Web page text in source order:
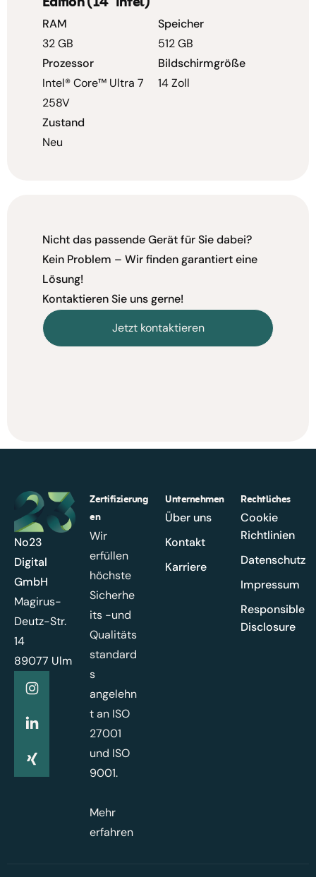
RAM
32 GB
Speicher
512 GB
Prozessor
Intel® Core™ Ultra 7
258V
Bildschirmgröße
14 Zoll
Zustand
Neu
Nicht das passende Gerät für Sie dabei?
Kein Problem – Wir finden garantiert eine
Lösung!
Kontaktieren Sie uns gerne!
Jetzt kontaktieren
No23
Digital
GmbH
Magirus-
Deutz-Str.
14
89077 Ulm
Zertifizierung
en
Wir
erfüllen
höchste
Sicherhe
its -und
Qualitäts
standard
s
angelehn
t an ISO
27001
und ISO
9001.
Mehr
erfahren
Unternehmen
Über uns
Kontakt
Karriere
Rechtliches
Cookie
Richtlinien
Datenschutz
Impressum
Responsible
Disclosure